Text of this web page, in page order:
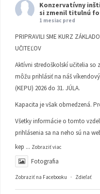
Konzervatívny
si zmenil titulnú
1 mesiac pred
PRIPRAVILI SME KURZ
UČITEĽOV
Aktívni stredoškolskí učitelia so
môžu prihlásiť na náš
(KEPU) 2026 do 31. JÚLA.
Kapacita je však obmedzená.
Všetky informácie o tomto
prihlásenia sa na neho sú na
kep ... Zobraziť viac
Fotografia
Zobraziť na Facebooku · Zdieľať